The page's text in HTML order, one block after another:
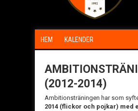
HEM KALENDER
(2012-2014)
Ambitionsträningen har som
2014 (flickor och pojkar) med